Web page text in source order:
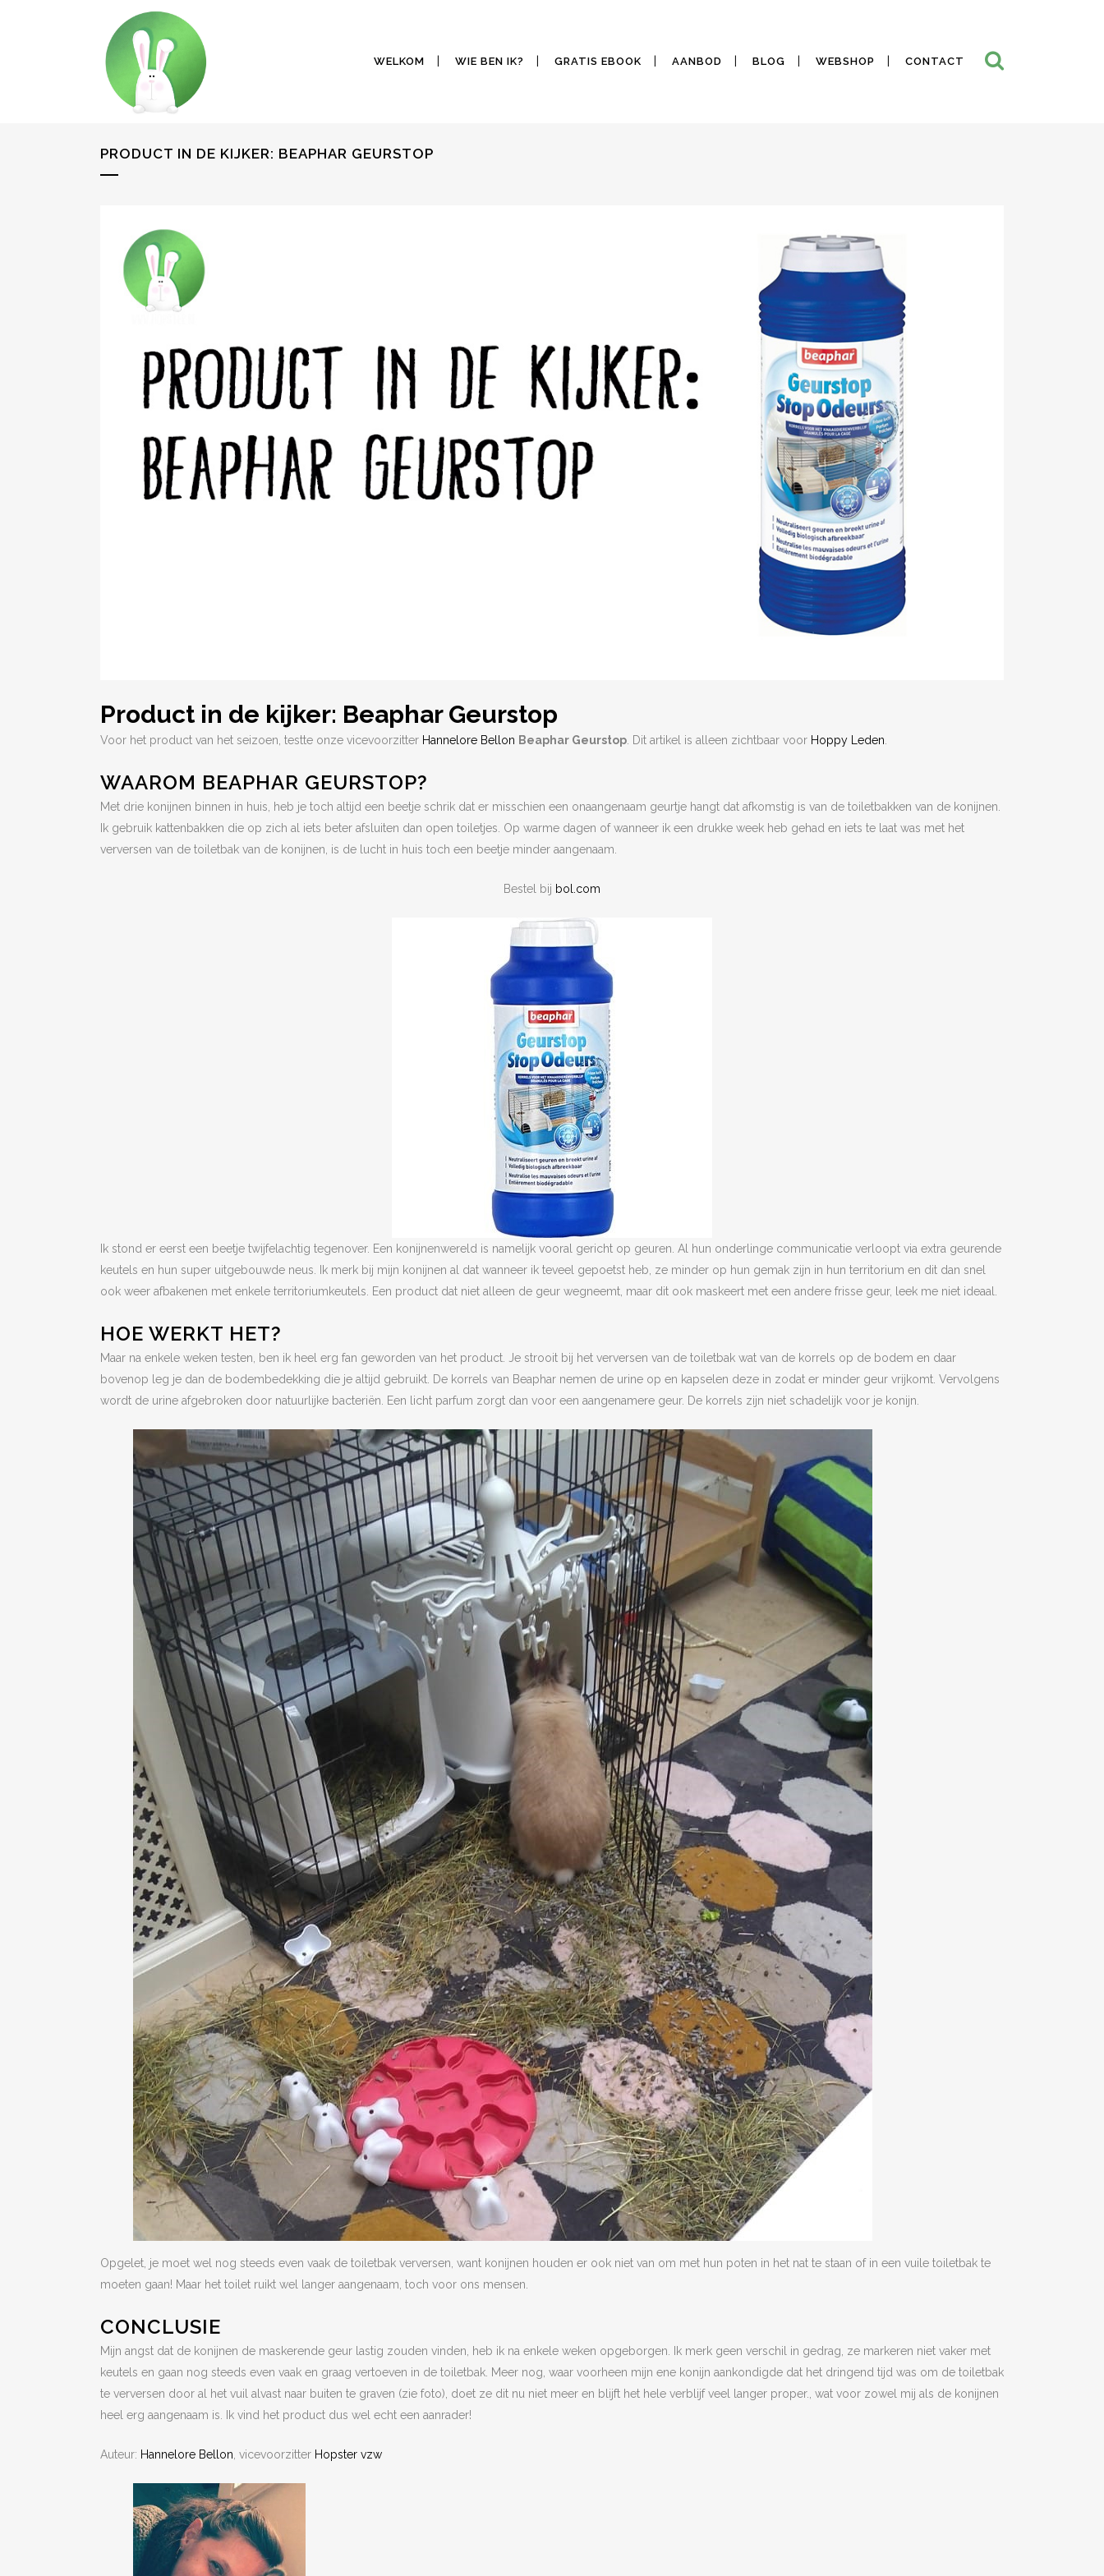
WELKOM WIE BEN IK? GRATIS EBOOK AANBOD BLOG WEBSHOP CONTACT
PRODUCT IN DE KIJKER: BEAPHAR GEURSTOP
Product in de kijker: Beaphar Geurstop
Voor het product van het seizoen, testte onze vicevoorzitter Hannelore Bellon Beaphar Geurstop . Dit artikel is alleen zichtbaar voor Hoppy Leden
WAAROM BEAPHAR GEURSTOP?
Met drie konijnen binnen in huis, heb je toch altijd een beetje schrik dat er misschien een onaangenaam geurtje hangt dat afkomstig is van de toiletbakken van de konijnen.
Ik gebruik kattenbakken die op zich al iets beter afsluiten dan open toiletjes. Op warme dagen of wanneer ik een drukke week heb gehad en iets te laat was met het
verversen van de toiletbak van de konijnen, is de lucht in huis toch een beetje minder aangenaam.
Bestel bij bol.com
Ik stond er eerst een beetje twijfelachtig tegenover. Een konijnenwereld is namelijk vooral gericht op geuren. Al hun onderlinge communicatie verloopt via extra geurende
keutels en hun super uitgebouwde neus. Ik merk bij mijn konijnen al dat wanneer ik teveel gepoetst heb, ze minder op hun gemak zijn in hun territorium en dit dan snel
ook weer afbakenen met enkele territoriumkeutels. Een product dat niet alleen de geur wegneemt, maar dit ook maskeert met een andere frisse geur, leek me niet ideaal.
HOE WERKT HET?
Maar na enkele weken testen, ben ik heel erg fan geworden van het product. Je strooit bij het verversen van de toiletbak wat van de korrels op de bodem en daar
bovenop leg je dan de bodembedekking die je altijd gebruikt. De korrels van Beaphar nemen de urine op en kapselen deze in zodat er minder geur vrijkomt. Vervolgens
wordt de urine afgebroken door natuurlijke bacteriën. Een licht parfum zorgt dan voor een aangenamere geur. De korrels zijn niet schadelijk voor je konijn.
Opgelet, je moet wel nog steeds even vaak de toiletbak verversen, want konijnen houden er ook niet van om met hun poten in het nat te staan of in een vuile toiletbak te
moeten gaan! Maar het toilet ruikt wel langer aangenaam, toch voor ons mensen.
CONCLUSIE
Mijn angst dat de konijnen de maskerende geur lastig zouden vinden, heb ik na enkele weken opgeborgen. Ik merk geen verschil in gedrag, ze markeren niet vaker met
keutels en gaan nog steeds even vaak en graag vertoeven in de toiletbak. Meer nog, waar voorheen mijn ene konijn aankondigde dat het dringend tijd was om de toiletbak
te verversen door al het vuil alvast naar buiten te graven (zie foto), doet ze dit nu niet meer en blijft het hele verblijf veel langer proper., wat voor zowel mij als de konijnen
heel erg aangenaam is. Ik vind het product dus wel echt een aanrader!
Auteur: Hannelore Bellon , vicevoorzitter Hopster vzw